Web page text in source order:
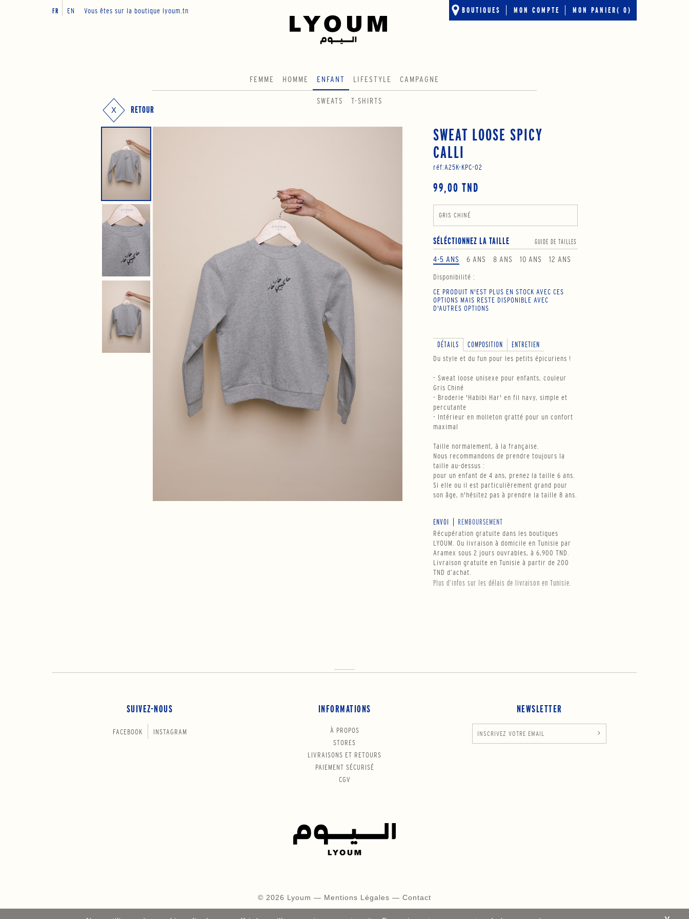
FR EN Vous êtes sur la boutique lyoum.tn BOUTIQUES MON COMPTE MON PANIER( 0)
FEMME HOMME ENFANT
SWEATS T-SHIRTS
LIFESTYLE CAMPAGNE
RETOUR
SWEAT LOOSE SPICY
CALLI
réf:A25K-KPC-02
99,00 TND
GRIS CHINÉ
SÉLÉCTIONNEZ LA TAILLE GUIDE DE TAILLES
4-5 ANS 6 ANS 8 ANS 10 ANS 12 ANS
Disponibilité :
CE PRODUIT N'EST PLUS EN STOCK AVEC CES
OPTIONS MAIS RESTE DISPONIBLE AVEC
D'AUTRES OPTIONS
DÉTAILS COMPOSITION
ENTRETIEN
Du style et du fun pour les petits épicuriens !
- Sweat loose unisexe pour enfants, couleur
Gris Chiné
- Broderie 'Habibi Har' en fil navy, simple et
percutante
- Intérieur en molleton gratté pour un confort
maximal
Taille normalement, à la française.
Nous recommandons de prendre toujours la
taille au-dessus :
pour un enfant de 4 ans, prenez la taille 6 ans.
Si elle ou il est particulièrement grand pour
son âge, n'hésitez pas à prendre la taille 8 ans.
ENVOI
REMBOURSEMENT
Récupération gratuite dans les boutiques
LYOUM. Ou livraison à domicile en Tunisie par
Aramex sous 2 jours ouvrables, à 6,900 TND.
Livraison gratuite en Tunisie à partir de 200
TND d’achat.
Plus d’infos sur les délais de livraison en Tunisie.
SUIVEZ-NOUS
FACEBOOK INSTAGRAM
INFORMATIONS
À PROPOS
STORES
LIVRAISONS ET RETOURS
PAIEMENT SÉCURISÉ
CGV
NEWSLETTER
© 2026 Lyoum — Mentions Légales — Contact